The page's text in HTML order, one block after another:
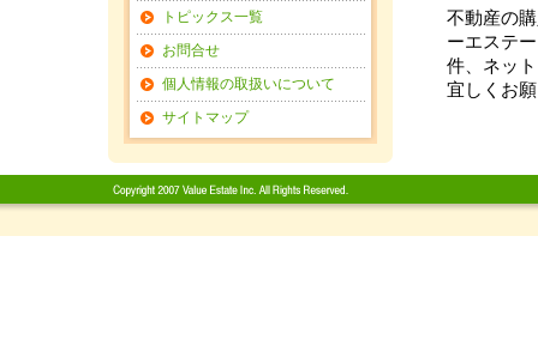
トピックス一覧
お問合せ
個人情報の取扱いについて
サイトマップ
不動産の
ーエステ
件、ネッ
宜しくお